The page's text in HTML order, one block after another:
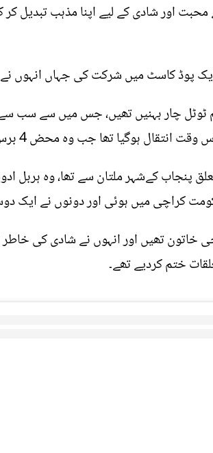
اور شادی کے لیے اپنا مذہب تبدیل
پوڈ کاسٹ میں شرکت کی جہاں انہوں
ہوگیا تھا جب وہ محض 4 برس کی تھیں۔
پنجاب کےشہر ملتان سے تھا، وہ ہربل
کراچی میں ہوئی اور دونوں نے ایک
خاتون تھیں اور انہوں نے شادی کی
ختم کردیے تھے۔